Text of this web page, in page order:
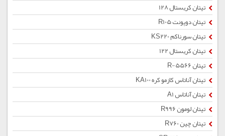
تیتان کریستال 128
تیتان دوپونت R105
تیتان سورناکم KS220
تیتان کریستال 122
تیتان R-5566
تیتان آناتاس کازمو کره KA100
تیتان آناتاس A1
تیتان لومون R996
تیتان چین R760